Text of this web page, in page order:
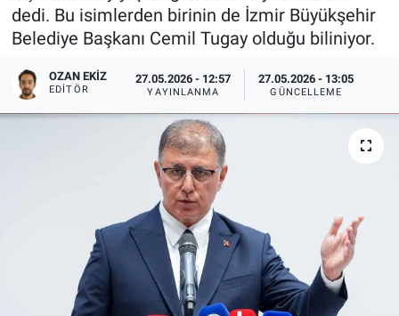
dedi. Bu isimlerden birinin de İzmir Büyükşehir
Belediye Başkanı Cemil Tugay olduğu biliniyor.
OZAN EKIZ
EDITÖR
27.05.2026 - 12:57
YAYINLANMA
27.05.2026 - 13:05
GÜNCELLEME